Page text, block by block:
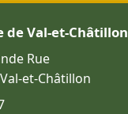
de Val-et-Châtillon
Rue
et-Châtillon